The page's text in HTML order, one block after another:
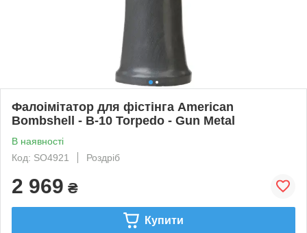
Фалоімітатор для фістінга American
Bombshell - B-10 Torpedo - Gun Metal
В наявності
Код: SO4921
Роздріб
2 969 ₴
Купити